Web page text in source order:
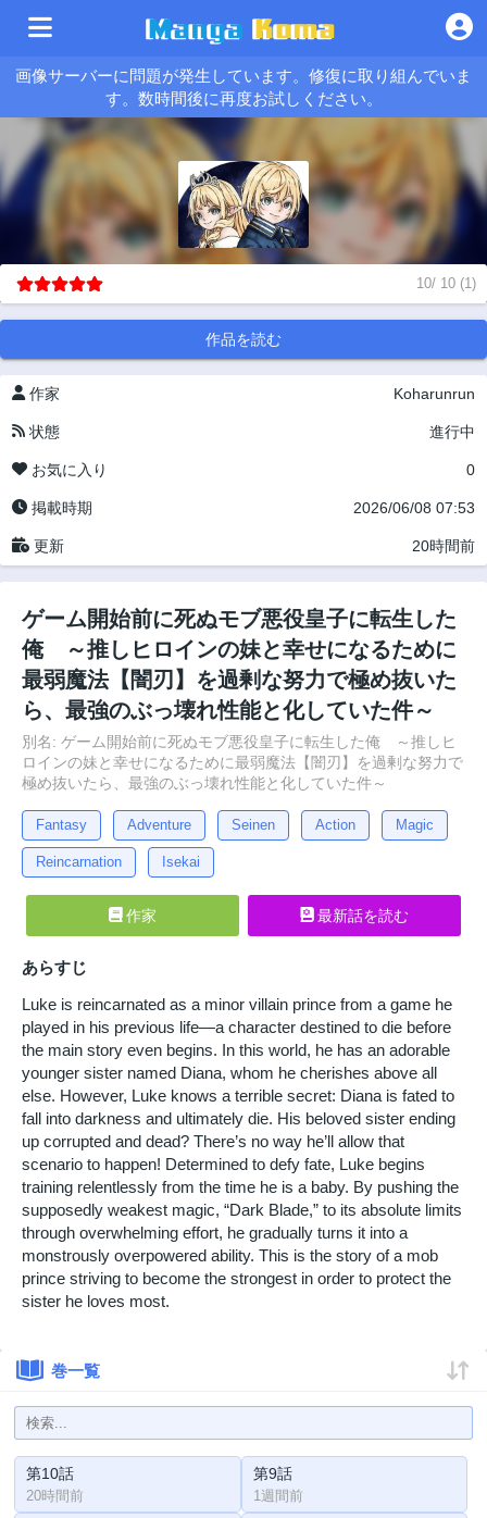
画像サーバーに問題が発生しています。修復に取り組んでいま
す。数時間後に再度お試しください。
10/ 10 (1)
作品を読む
作家 Koharunrun
状態 進行中
お気に入り 0
掲載時期 2026/06/08 07:53
更新 20時間前
ゲーム開始前に死ぬモブ悪役皇子に転生した
俺 ～推しヒロインの妹と幸せになるために
最弱魔法【闇刃】を過剰な努力で極め抜いた
ら、最強のぶっ壊れ性能と化していた件～
別名: ゲーム開始前に死ぬモブ悪役皇子に転生した俺 ～推しヒ
ロインの妹と幸せになるために最弱魔法【闇刃】を過剰な努力で
極め抜いたら、最強のぶっ壊れ性能と化していた件～
Fantasy Adventure Seinen Action Magic
Reincarnation Isekai
作家 最新話を読む
あらすじ
Luke is reincarnated as a minor villain prince from a game he
played in his previous life—a character destined to die before
the main story even begins. In this world, he has an adorable
younger sister named Diana, whom he cherishes above all
else. However, Luke knows a terrible secret: Diana is fated to
fall into darkness and ultimately die. His beloved sister ending
up corrupted and dead? There’s no way he’ll allow that
scenario to happen! Determined to defy fate, Luke begins
training relentlessly from the time he is a baby. By pushing the
supposedly weakest magic, “Dark Blade,” to its absolute limits
through overwhelming effort, he gradually turns it into a
monstrously overpowered ability. This is the story of a mob
prince striving to become the strongest in order to protect the
sister he loves most.
巻一覧
第10話
20時間前
第9話
1週間前